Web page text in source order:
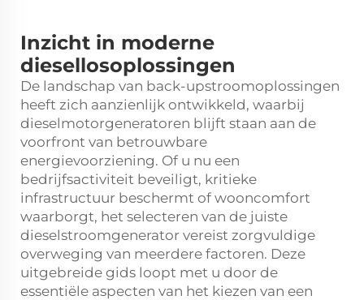
Inzicht in moderne
diesellosoplossingen
De landschap van back-upstroomoplossingen
heeft zich aanzienlijk ontwikkeld, waarbij
dieselmotorgeneratoren blijft staan aan de
voorfront van betrouwbare
energievoorziening. Of u nu een
bedrijfsactiviteit beveiligt, kritieke
infrastructuur beschermt of wooncomfort
waarborgt, het selecteren van de juiste
dieselstroomgenerator vereist zorgvuldige
overweging van meerdere factoren. Deze
uitgebreide gids loopt met u door de
essentiële aspecten van het kiezen van een